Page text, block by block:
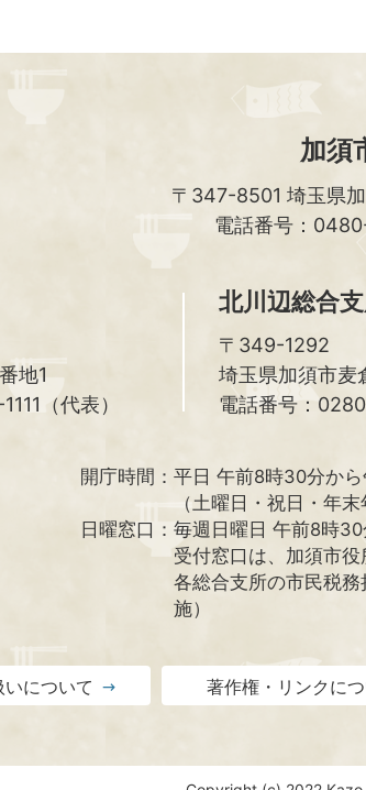
加須
〒347-8501 埼玉県
電話番号：
地1
（代表）
北川辺総合
〒349-1292
埼玉県加須市麦
電話番号：
開庁時間： 平日 午前8時30分か
（土曜日・祝日・年
日曜窓口： 毎週日曜日 午前8時30
受付窓口は、加須市役
各総合支所の市民税
施）
について 著作権・リンクに